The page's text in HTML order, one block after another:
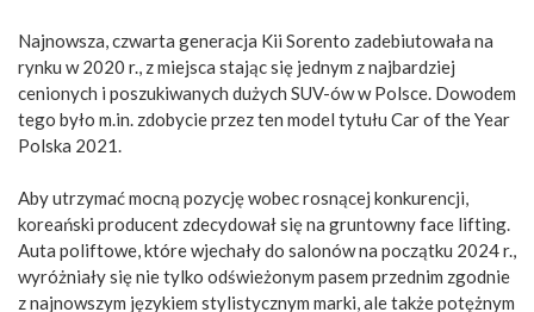
Najnowsza, czwarta generacja Kii Sorento zadebiutowała na
rynku w 2020 r., z miejsca stając się jednym z najbardziej
cenionych i poszukiwanych dużych SUV-ów w Polsce. Dowodem
tego było m.in. zdobycie przez ten model tytułu Car of the Year
Polska 2021.
Aby utrzymać mocną pozycję wobec rosnącej konkurencji,
koreański producent zdecydował się na gruntowny face lifting.
Auta poliftowe, które wjechały do salonów na początku 2024 r.,
wyróżniały się nie tylko odświeżonym pasem przednim zgodnie
z najnowszym językiem stylistycznym marki, ale także potężnym